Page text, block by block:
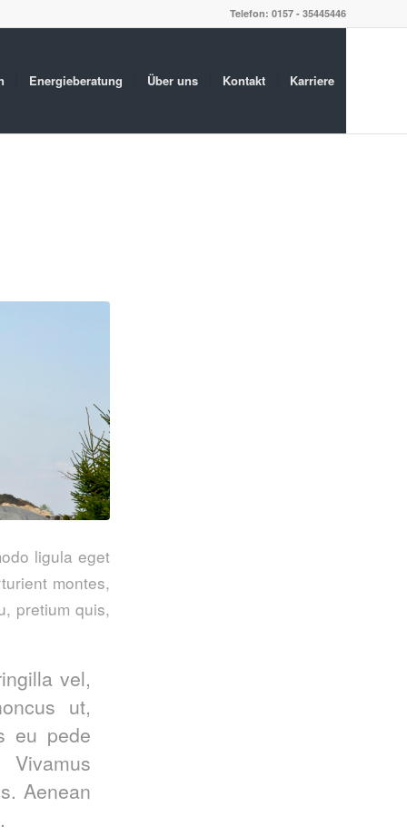
Telefon: 0157 - 35445446
Energieberatung Über uns Kontakt Karriere
ligula eget
montes,
pretium quis,
vel,
ut,
eu pede
Aenean